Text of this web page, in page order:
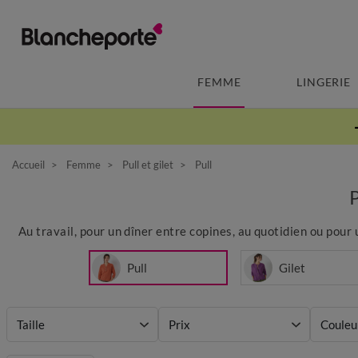
FEMME LINGERIE
Accueil Femme Pull et gilet Pull
Au travail, pour un dîner entre copines, au quotidien ou
Pull Gilet
Taille Prix